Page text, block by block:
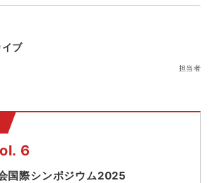
ブ
担当者
6
国際シンポジウム2025